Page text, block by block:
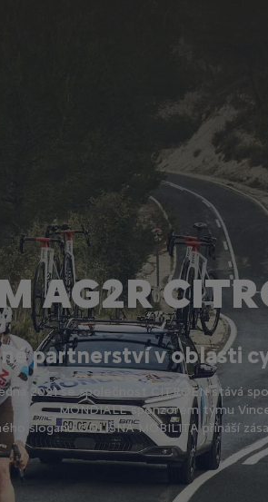
AG2R
partnerství v oblasti
2021 se společnost CITROËN stává
MONDIALE sponzorem týmu
sloganu ODLIŠNÁ MOBILITA přináší